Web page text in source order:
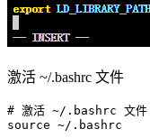
激活 ~/.bashrc 文件
# 激活 ~/.bashrc 文件
source